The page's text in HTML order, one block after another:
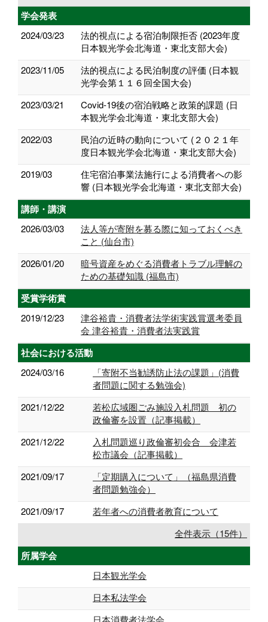
学会発表
2024/03/23
法的視点による宿泊制限拒否 (2023年度
日本観光学会北海道・東北支部大会)
2023/11/05
法的視点による民泊制度の評価 (日本観
光学会第１１６回全国大会)
2023/03/21
Covid-19後の宿泊戦略と政策的課題 (日
本観光学会北海道・東北支部大会)
2022/03
民泊の近時の動向について (２０２１年
度日本観光学会北海道・東北支部大会)
2019/03
住宅宿泊事業法施行による消費者への影
響 (日本観光学会北海道・東北支部大会)
講師・講演
2026/03/03
法人等が寄附を募る際に知っておくべき
こと (仙台市)
2026/01/20
暗号資産をめぐる消費者トラブル理解の
ための基礎知識 (福島市)
受賞学術賞
2019/12/23
津谷裕貴・消費者法学術実践賞選考委員
会 津谷裕貴・消費者法実践賞
社会における活動
2024/03/16
「寄附不当勧誘防止法の課題」(消費
者問題に関する勉強会)
2021/12/22
若松広域圏ごみ施設入札問題 初の
政倫審を設置（記事掲載）
2021/12/22
入札問題巡り政倫審初会合 会津若
松市議会（記事掲載）
2021/09/17
「定期購入について」（福島県消費
者問題勉強会）
2021/09/17
若年者への消費者教育について
全件表示（15件）
所属学会
日本観光学会
日本私法学会
日本消費者法学会